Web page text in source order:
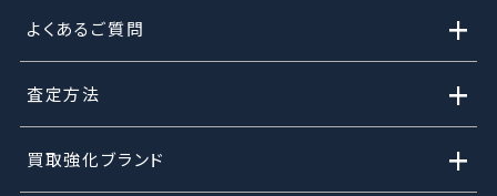
よくあるご質問 +
査定方法 +
買取強化ブランド +